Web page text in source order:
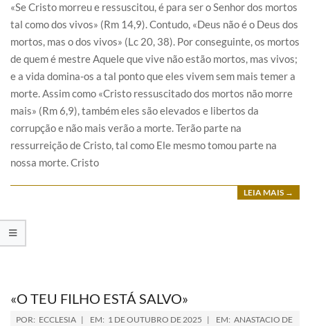
«Se Cristo morreu e ressuscitou, é para ser o Senhor dos mortos
tal como dos vivos» (Rm 14,9). Contudo, «Deus não é o Deus dos
mortos, mas o dos vivos» (Lc 20, 38). Por conseguinte, os mortos
de quem é mestre Aquele que vive não estão mortos, mas vivos;
e a vida domina-os a tal ponto que eles vivem sem mais temer a
morte. Assim como «Cristo ressuscitado dos mortos não morre
mais» (Rm 6,9), também eles são elevados e libertos da
corrupção e não mais verão a morte. Terão parte na
ressurreição de Cristo, tal como Ele mesmo tomou parte na
nossa morte. Cristo
LEIA MAIS →
«O TEU FILHO ESTÁ SALVO»
POR: ECCLESIA EM: 1 DE OUTUBRO DE 2025 EM: ANASTACIO DE